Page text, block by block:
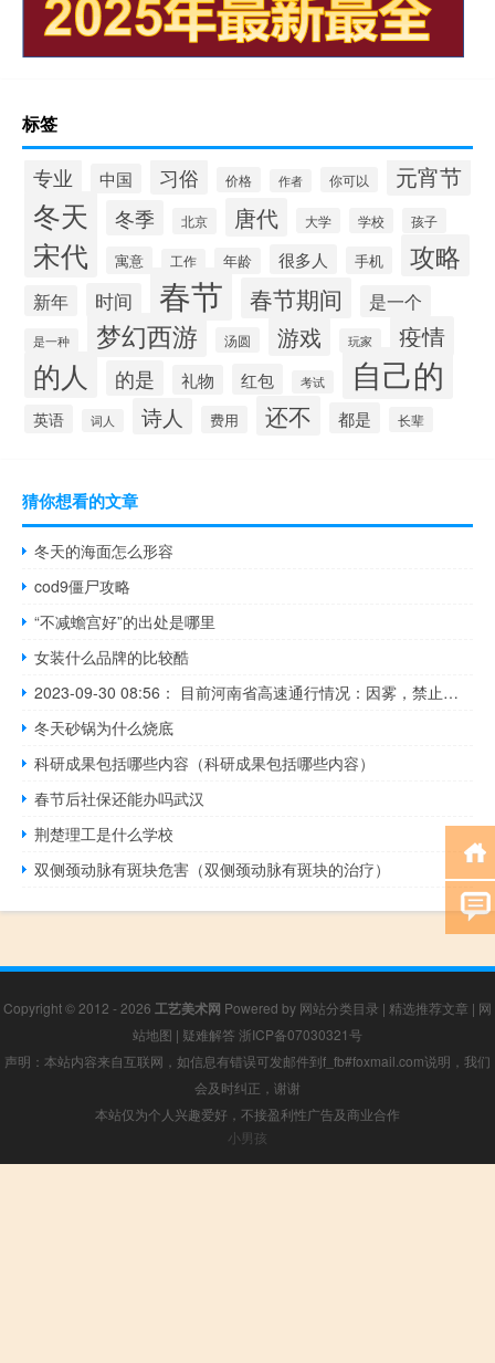
标签
专业 中国 习俗 价格 作者 你可以 元宵节
冬天 冬季 北京 唐代 大学 学校 孩子
宋代 寓意 工作 年龄 很多人 手机 攻略
新年 时间 春节 春节期间 是一个
是一种 梦幻西游 汤圆 游戏 玩家 疫情
的人 的是 礼物 红包 考试 自己的
英语 词人 诗人 费用 还不 都是 长辈
猜你想看的文章
冬天的海面怎么形容
cod9僵尸攻略
“不减蟾宫好”的出处是哪里
女装什么品牌的比较酷
2023-09-30 08:56： 目前河南省高速通行情况：因雾，禁止所有车辆上站的路段：台辉高速：台前站-高码头站德上高速：范县东站濮卫高速：新习站-文留站阳新高速：濮阳东站-白堽站 商登高速：睢县西站-商丘机场站郑民高速：白云寺站 ​​​
冬天砂锅为什么烧底
科研成果包括哪些内容（科研成果包括哪些内容）
春节后社保还能办吗武汉
荆楚理工是什么学校
双侧颈动脉有斑块危害（双侧颈动脉有斑块的治疗）
Copyright © 2012 - 2026 工艺美术网 Powered by 网站分类目录 | 精选推荐文章 | 网
站地图 | 疑难解答 浙ICP备07030321号
声明：本站内容来自互联网，如信息有错误可发邮件到f_fb#foxmail.com说明，我们
会及时纠正，谢谢
本站仅为个人兴趣爱好，不接盈利性广告及商业合作
小男孩